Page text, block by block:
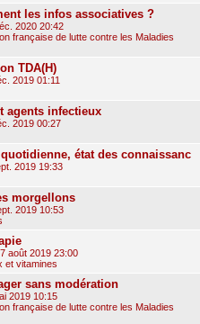
les infos associatives ?
2020 20:42
française de lutte contre les Maladies
TDA(H)
2019 01:11
agents infectieux
2019 00:27
état des connaissanc
2019 19:33
morgellons
2019 10:53
août 2019 23:00
et vitamines
sans modération
2019 10:15
française de lutte contre les Maladies